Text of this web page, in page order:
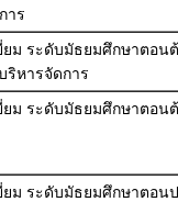
าร
ยม ระดับมัธยมศึกษาตอ
หารจัดการ
ยม ระดับมัธยมศึกษาตอน
ยม ระดับมัธยมศึกษาตอน